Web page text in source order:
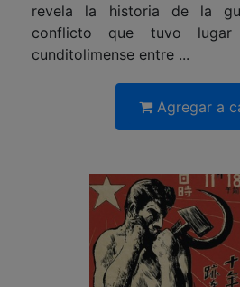
revela la historia de la
conflicto que tuvo
cunditolimense entre ...
Agregar a